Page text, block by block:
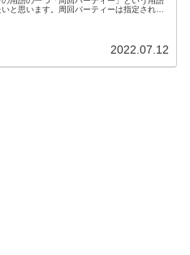
と思います。周回パーティーは指定された
2022.07.12